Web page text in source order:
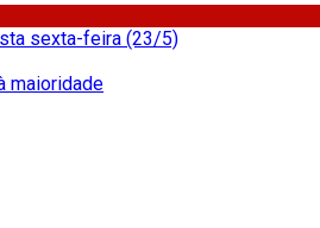
sexta-feira (23/5)
maioridade